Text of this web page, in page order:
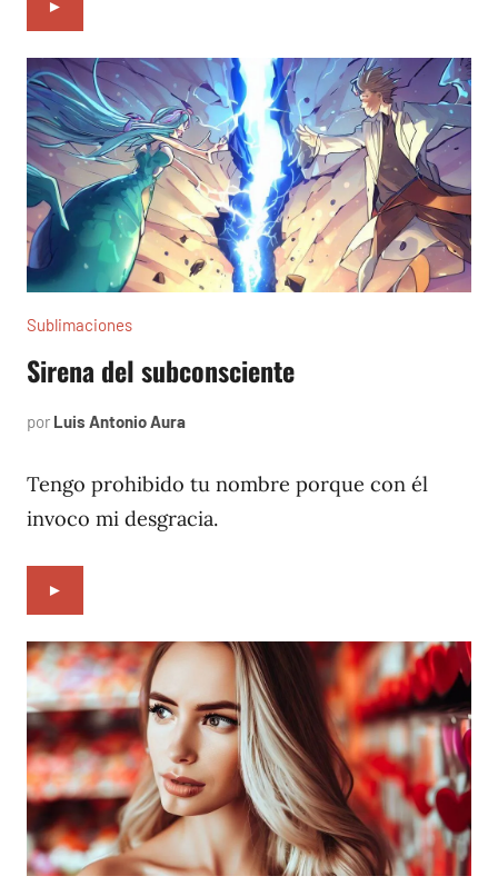
►
Sublimaciones
Sirena del subconsciente
por Luis Antonio Aura
2023
Tengo prohibido tu nombre porque con él
invoco mi desgracia.
►